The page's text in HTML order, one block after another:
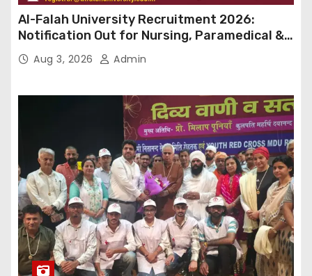
Al-Falah University Recruitment 2026:
Notification Out for Nursing, Paramedical &
Supporting Staff Posts, Apply Through Email
Aug 3, 2026 Admin